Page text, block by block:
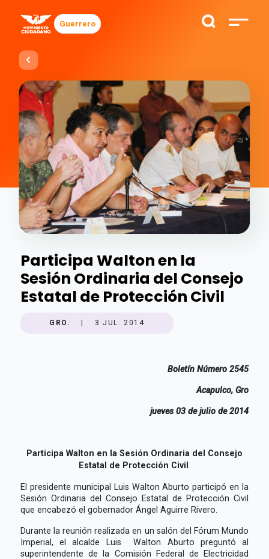
Guerrero
Participa Walton en la
Sesión Ordinaria del Consejo
Estatal de Protección Civil
GRO. 3 JUL. 2014
Boletín Número 2545
Acapulco, Gro
jueves 03 de julio de 2014
Participa Walton en la Sesión Ordinaria del Consejo
Estatal de Protección Civil
El presidente municipal Luis Walton Aburto participó en la
Sesión Ordinaria del Consejo Estatal de Protección Civil
que encabezó el gobernador Ángel Aguirre Rivero.
Durante la reunión realizada en un salón del Fórum Mundo
Imperial, el alcalde Luis Walton Aburto preguntó al
superintendente de la Comisión Federal de Electricidad